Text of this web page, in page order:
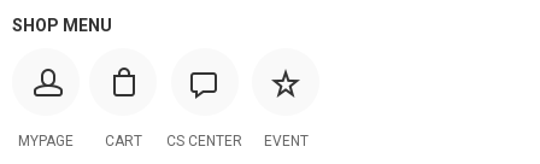
SHOP MENU
MYPAGE CART CS CENTER EVENT